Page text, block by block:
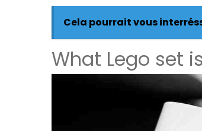
Cela pourrait vous
What Lego set